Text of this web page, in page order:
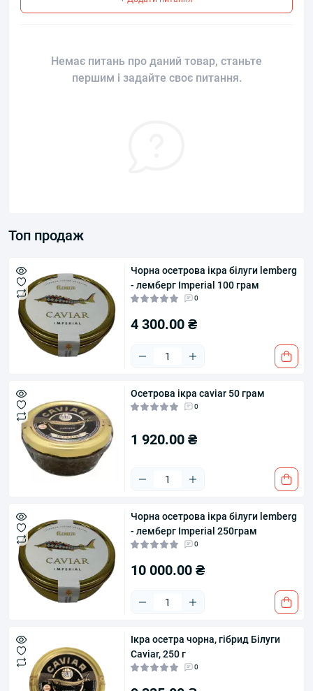
Немає питань про даний товар, станьте
першим і задайте своє питання.
Топ продаж
Чорна осетрова ікра білуги lemberg
- лемберг Imperial 100 грам
0
4 300.00 ₴
Осетрова ікра caviar 50 грам
0
1 920.00 ₴
Чорна осетрова ікра білуги lemberg
- лемберг Imperial 250грам
0
10 000.00 ₴
Ікра осетра чорна, гібрид Білуги
Caviar, 250 г
0